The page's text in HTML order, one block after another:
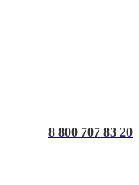
8 800 707 83 20